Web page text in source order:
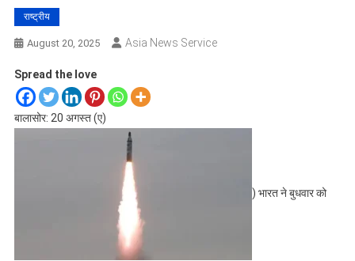
राष्ट्रीय
August 20, 2025 Asia News Service
Spread the love
बालासोर: 20 अगस्त (ए)
) भारत ने बुधवार को